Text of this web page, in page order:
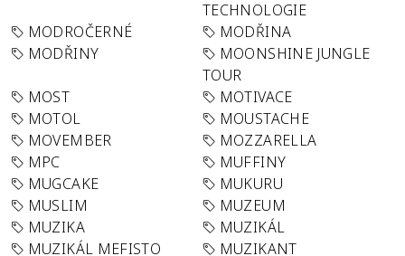
TECHNOLOGIE
MODROČERNÉ
MODŘINA
MODŘINY
MOONSHINE JUNGLE
TOUR
MOST
MOTIVACE
MOTOL
MOUSTACHE
MOVEMBER
MOZZARELLA
MPC
MUFFINY
MUGCAKE
MUKURU
MUSLIM
MUZEUM
MUZIKA
MUZIKÁL
MUZIKÁL MEFISTO
MUZIKANT